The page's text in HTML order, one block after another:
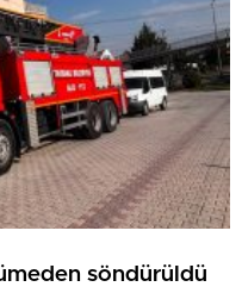
söndürüldü